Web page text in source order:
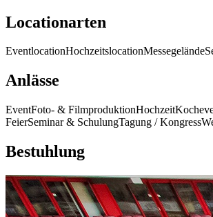
Locationarten
EventlocationHochzeitslocationMessegelände
Anlässe
EventFoto- & FilmproduktionHochzeit
FeierSeminar & SchulungTagung / Kongress
Bestuhlung